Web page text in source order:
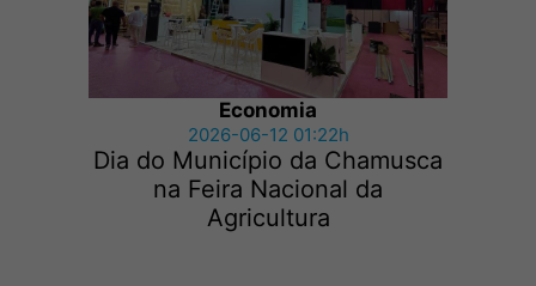
Economia
2026-06-12 01:22h
Dia do Município da Chamusca
na Feira Nacional da
Agricultura